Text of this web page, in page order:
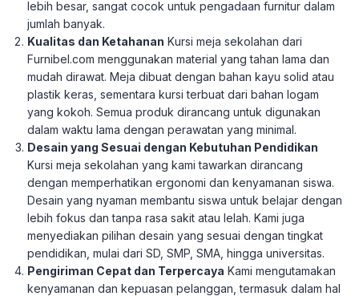
lebih besar, sangat cocok untuk pengadaan furnitur dalam
jumlah banyak.
Kualitas dan Ketahanan Kursi meja sekolahan dari
Furnibel.com menggunakan material yang tahan lama dan
mudah dirawat. Meja dibuat dengan bahan kayu solid atau
plastik keras, sementara kursi terbuat dari bahan logam
yang kokoh. Semua produk dirancang untuk digunakan
dalam waktu lama dengan perawatan yang minimal.
Desain yang Sesuai dengan Kebutuhan Pendidikan
Kursi meja sekolahan yang kami tawarkan dirancang
dengan memperhatikan ergonomi dan kenyamanan siswa.
Desain yang nyaman membantu siswa untuk belajar dengan
lebih fokus dan tanpa rasa sakit atau lelah. Kami juga
menyediakan pilihan desain yang sesuai dengan tingkat
pendidikan, mulai dari SD, SMP, SMA, hingga universitas.
Pengiriman Cepat dan Terpercaya Kami mengutamakan
kenyamanan dan kepuasan pelanggan, termasuk dalam hal